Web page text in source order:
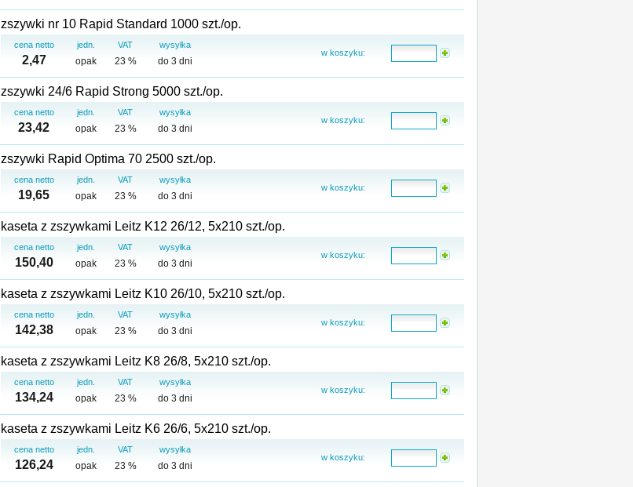
zszywki nr 10 Rapid Standard 1000 szt./op.
cena netto jedn. VAT
wysyłka
w koszyku:
2,47 opak 23 % do 3 dni
zszywki 24/6 Rapid Strong 5000 szt./op.
cena netto jedn. VAT
wysyłka
w koszyku:
23,42 opak 23 % do 3 dni
zszywki Rapid Optima 70 2500 szt./op.
cena netto jedn. VAT
wysyłka
w koszyku:
19,65 opak 23 % do 3 dni
kaseta z zszywkami Leitz K12 26/12, 5x210 szt./op.
cena netto jedn. VAT
wysyłka
w koszyku:
150,40 opak 23 % do 3 dni
kaseta z zszywkami Leitz K10 26/10, 5x210 szt./op.
cena netto jedn. VAT
wysyłka
w koszyku:
142,38 opak 23 % do 3 dni
kaseta z zszywkami Leitz K8 26/8, 5x210 szt./op.
cena netto jedn. VAT
wysyłka
w koszyku:
134,24 opak 23 % do 3 dni
kaseta z zszywkami Leitz K6 26/6, 5x210 szt./op.
cena netto jedn. VAT
wysyłka
w koszyku:
126,24 opak 23 % do 3 dni